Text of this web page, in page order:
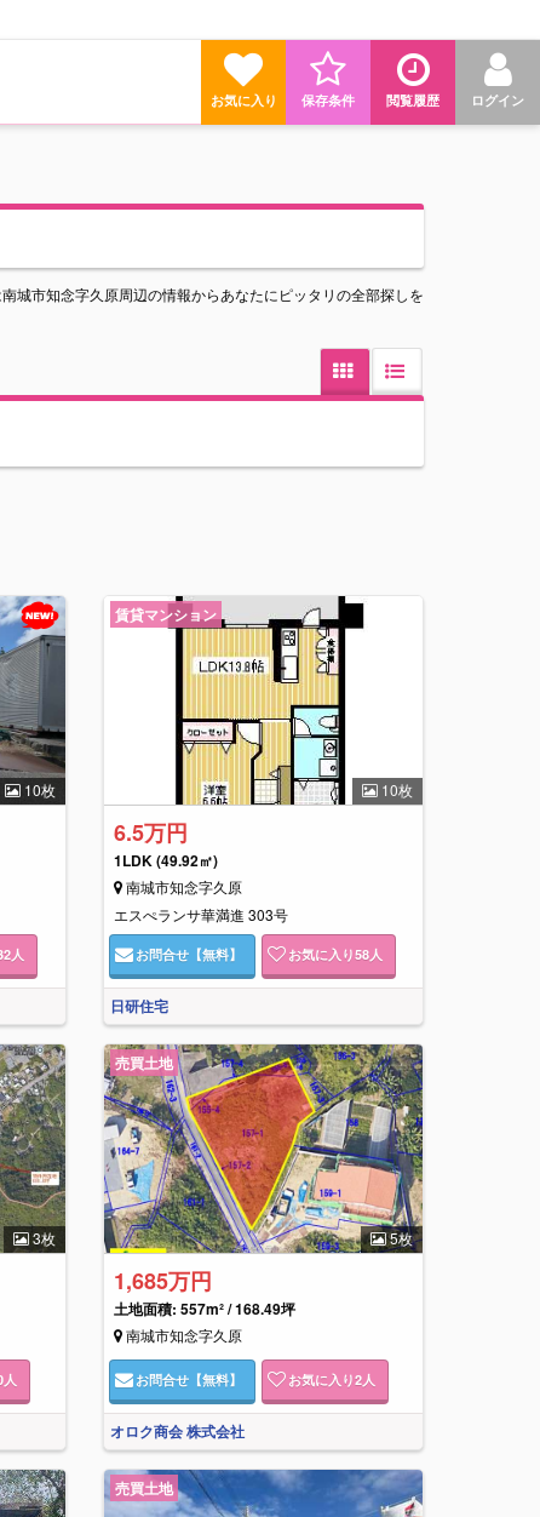
ログイン
閲覧履歴
保存条件
お気に入り
城市知念字久原周辺の情報からあなたにピッタリの全部探しを
10枚
人
10枚
賃貸マンション
6.5万円
1LDK(49.92㎡)
南城市知念字久原
エスぺランサ華満進 303号
お問合せ【無料】 お気に入り58人
日研住宅
3枚
人
5枚
売買土地
1,685万円
土地面積: 557m² / 168.49坪
南城市知念字久原
お問合せ【無料】 お気に入り2人
オロク商会 株式会社
売買土地